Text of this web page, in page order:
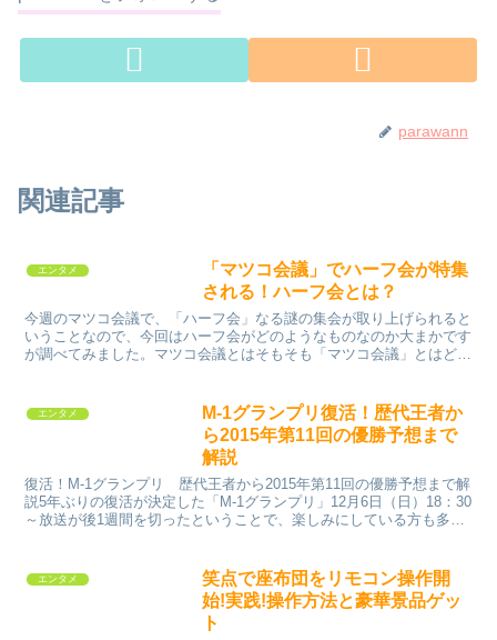
parawann
関連記事
エンタメ
「マツコ会議」でハーフ会が特集
される！ハーフ会とは？
今週のマツコ会議で、「ハーフ会」なる謎の集会が取り上げられると
いうことなので、今回はハーフ会がどのようなものなのか大まかです
が調べてみました。マツコ会議とはそもそも「マツコ会議」とはどの
エンタメ
M-1グランプリ復活！歴代王者か
ら2015年第11回の優勝予想まで
解説
復活！M-1グランプリ 歴代王者から2015年第11回の優勝予想まで解
説5年ぶりの復活が決定した「M-1グランプリ」12月6日（日）18：30
～放送が後1週間を切ったということで、楽しみにしている方も多い
エンタメ
笑点で座布団をリモコン操作開
始!実践!操作方法と豪華景品ゲッ
ト